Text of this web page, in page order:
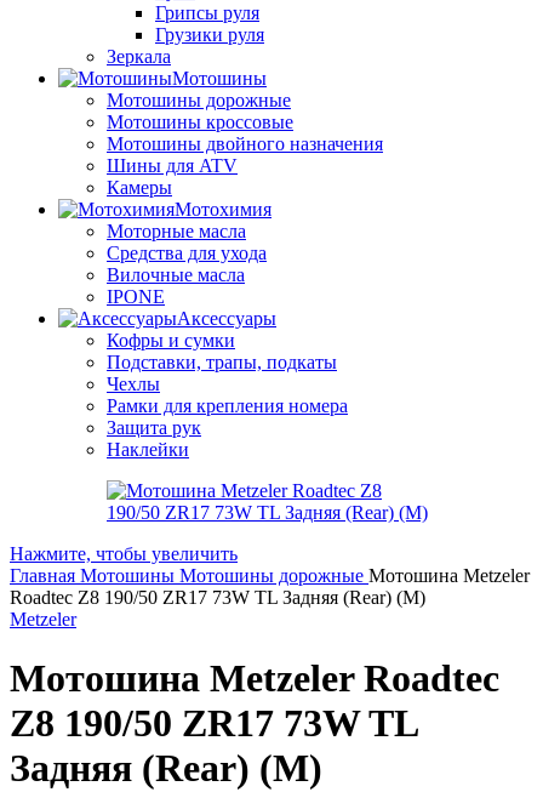
Грипсы руля
Грузики руля
Зеркала
Мотошины
Мотошины дорожные
Мотошины кроссовые
Мотошины двойного назначения
Шины для ATV
Камеры
Мотохимия
Моторные масла
Средства для ухода
Вилочные масла
IPONE
Аксессуары
Кофры и сумки
Подставки, трапы, подкаты
Чехлы
Рамки для крепления номера
Защита рук
Наклейки
Нажмите, чтобы увеличить
Главная Мотошины Мотошины дорожные Мотошина Metzeler
Roadtec Z8 190/50 ZR17 73W TL Задняя (Rear) (M)
Metzeler
Мотошина Metzeler Roadtec
Z8 190/50 ZR17 73W TL
Задняя (Rear) (M)